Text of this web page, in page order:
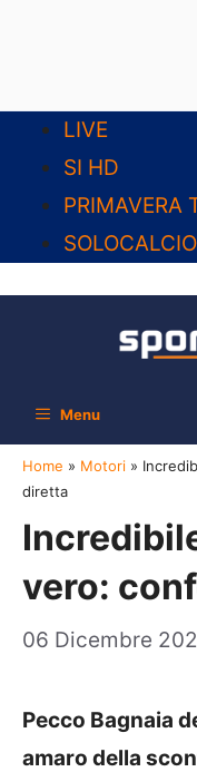
contenuto
LIVE
SI HD
PRIMAVERA
SOLOCALCIO
Menu
Home » Motori »
diretta
vero:
06 Dicembre
Pecco Bagnaia
amaro della